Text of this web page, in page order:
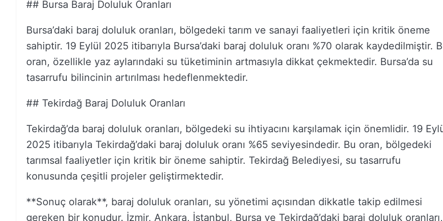
## Bursa Baraj Doluluk Oranları
Bursa’daki baraj doluluk oranları, bölgedeki tarım ve sanayi faaliyetleri için kritik öneme
sahiptir. 19 Eylül 2025 itibarıyla Bursa’daki baraj doluluk oranı %70 olarak kaydedilmiştir.
oran, özellikle yaz aylarındaki su tüketiminin artmasıyla dikkat çekmektedir. Bursa’da su
tasarrufu bilincinin artırılması hedeflenmektedir.
## Tekirdağ Baraj Doluluk Oranları
Tekirdağ’da baraj doluluk oranları, bölgedeki su ihtiyacını karşılamak için önemlidir. 19
2025 itibarıyla Tekirdağ’daki baraj doluluk oranı %65 seviyesindedir. Bu oran, bölgedeki
tarımsal faaliyetler için kritik bir öneme sahiptir. Tekirdağ Belediyesi, su tasarrufu
konusunda çeşitli projeler geliştirmektedir.
**Sonuç olarak**, baraj doluluk oranları, su yönetimi açısından dikkatle takip edilmesi
gereken bir konudur. İzmir, Ankara, İstanbul, Bursa ve Tekirdağ’daki baraj doluluk oranları,